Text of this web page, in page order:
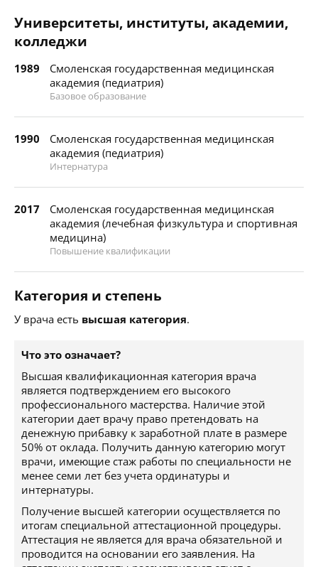
Университеты, институты, академии,
колледжи
1989
Смоленская государственная медицинская
академия (педиатрия)
Базовое образование
1990
Смоленская государственная медицинская
академия (педиатрия)
Интернатура
2017
Смоленская государственная медицинская
академия (лечебная физкультура и спортивная
медицина)
Повышение квалификации
Категория и степень
У врача есть высшая категория.
Что это означает?
Высшая квалификационная категория врача
является подтверждением его высокого
профессионального мастерства. Наличие этой
категории дает врачу право претендовать на
денежную прибавку к заработной плате в размере
50% от оклада. Получить данную категорию могут
врачи, имеющие стаж работы по специальности не
менее семи лет без учета ординатуры и
интернатуры.
Получение высшей категории осуществляется по
итогам специальной аттестационной процедуры.
Аттестация не является для врача обязательной и
проводится на основании его заявления. На